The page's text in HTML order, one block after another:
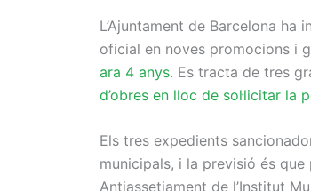
L’Ajuntament de Barcelona
oficial en noves promocions i
ara 4 anys. Es tracta de tres
d’obres en lloc de sol·licitar la
Els tres expedients
municipals, i la previsió és
Antiassetjament de l’Institut